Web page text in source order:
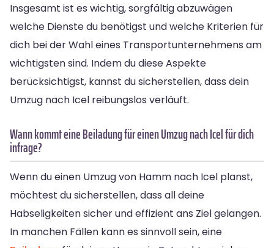
Insgesamt ist es wichtig, sorgfältig abzuwägen
welche Dienste du benötigst und welche Kriterien für
dich bei der Wahl eines Transportunternehmens am
wichtigsten sind. Indem du diese Aspekte
berücksichtigst, kannst du sicherstellen, dass dein
Umzug nach Icel reibungslos verläuft.
Wann kommt eine Beiladung für einen Umzug nach Icel für dich
infrage?
Wenn du einen Umzug von Hamm nach Icel planst,
möchtest du sicherstellen, dass all deine
Habseligkeiten sicher und effizient ans Ziel gelangen.
In manchen Fällen kann es sinnvoll sein, eine